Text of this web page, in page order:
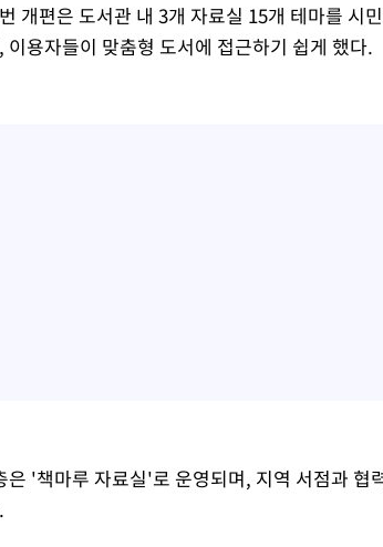
개편은 도서관 내 3개 자료실 15개 테마를 시
이용자들이 맞춤형 도서에 접근하기 쉽게 했다.
은 '책마루 자료실'로 운영되며, 지역 서점과